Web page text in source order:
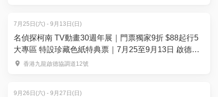
7月25日(六) - 9月13日(日)
名偵探柯南 TV動畫30週年展｜門票獨家9折 $88起行5
大專區 特設珍藏色紙特典票｜7月25至9月13日 啟德雙
子滙香港九龍啟德協調道12號
9月26日(六) - 9月27日(日)